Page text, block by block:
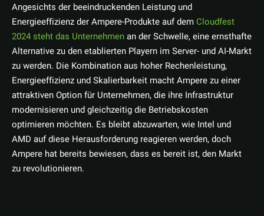
Angesichts der beeindruckenden Leistung und
Energieeffizienz der Ampere-Produkte auf dem Cloudfest
2024 steht das Unternehmenan der Schwelle, eine ernsthafte
Alternative zu den etablierten Playern im Server- und AI-Markt
zu werden. Die Kombination aus hoher Rechenleistung,
Energieeffizienz und Skalierbarkeit macht Ampere zu einer
attraktiven Option für Unternehmen, die ihre Infrastruktur
modernisieren und gleichzeitig die Betriebskosten
optimieren möchten. Es bleibt abzuwarten, wie Intel und
AMD auf diese Herausforderung reagieren werden, doch
Ampere hat bereits bewiesen, dass es bereit ist, den Markt
zu revolutionieren.